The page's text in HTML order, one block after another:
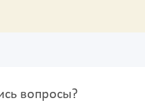
вопросы?